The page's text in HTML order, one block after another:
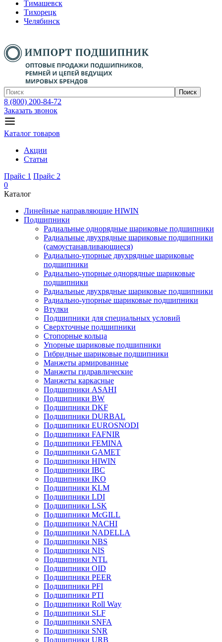
Тимашевск
Тихорецк
Челябинск
Поиск
8 (800) 200-84-72
Заказать звонок
Каталог товаров
Акции
Статьи
Прайс 1 Прайс 2
0
Каталог
Линейные направляющие HIWIN
Подшипники
Радиальные однорядные шариковые подшипники
Радиальные двухрядные шариковые подшипники
(самоустанавливающиеся)
Радиально-упорные двухрядные шариковые
подшипники
Радиально-упорные однорядные шариковые
подшипники
Радиальные двухрядные шариковые подшипники
Радиально-упорные шариковые подшипники
Втулки
Подшипники для специальных условий
Сверхточные подшипники
Стопорные кольца
Упорные шариковые подшипники
Гибридные шариковые подшипники
Манжеты армированные
Манжеты гидравлические
Манжеты каркасные
Подшипники ASAHI
Подшипники BW
Подшипники DKF
Подшипники DURBAL
Подшипники EUROSNODI
Подшипники FAFNIR
Подшипники FEMINA
Подшипники GAMET
Подшипники HIWIN
Подшипники IBC
Подшипники IKO
Подшипники KLM
Подшипники LDI
Подшипники LSK
Подшипники McGILL
Подшипники NACHI
Подшипники NADELLA
Подшипники NBS
Подшипники NIS
Подшипники NTL
Подшипники OID
Подшипники PEER
Подшипники PFI
Подшипники PTI
Подшипники Roll Way
Подшипники SLF
Подшипники SNFA
Подшипники SNR
Подшипники URB